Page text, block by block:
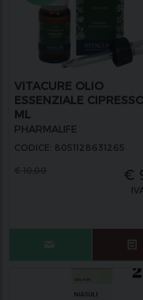
VITACURE OLIO
ESSENZIALE
ML
PHARMALIFE
CODICE: 8051128631265
€